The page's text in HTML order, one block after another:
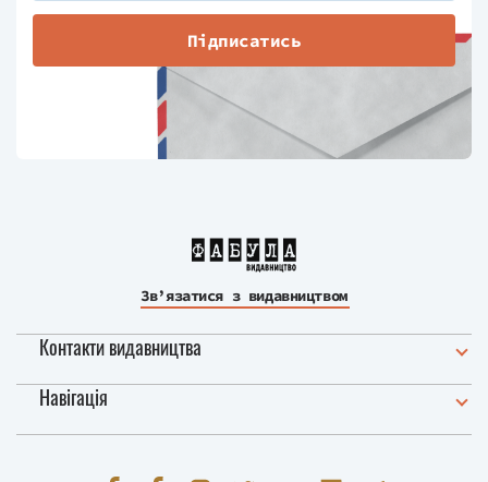
Підписатись
Зв’язатися з видавництвом
Контакти видавництва
Навігація